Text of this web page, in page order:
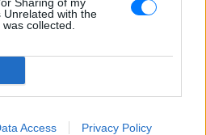
Unrelated with the
collected.
Access Privacy Policy
και χορευτής μοιράστηκε
εξέτασή του, με ένα μήνυμα